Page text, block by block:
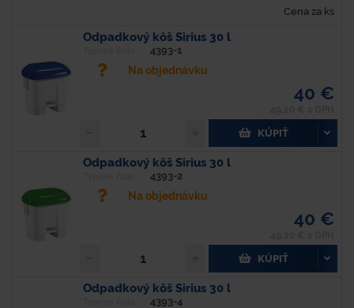
Cena za ks
Odpadkový kôš Sirius 30 l
4393-1
Na objednávku
40 €
KÚPIŤ
Odpadkový kôš Sirius 30 l
4393-2
Na objednávku
40 €
KÚPIŤ
Odpadkový kôš Sirius 30 l
4393-4